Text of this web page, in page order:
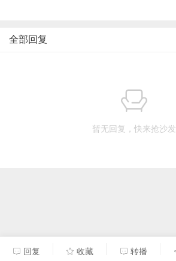
全部回复
暂无回复，快来抢沙发
回复 收藏 转播